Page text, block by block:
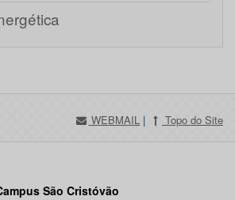
WEBMAIL | Topo do Site
São Cristóvão